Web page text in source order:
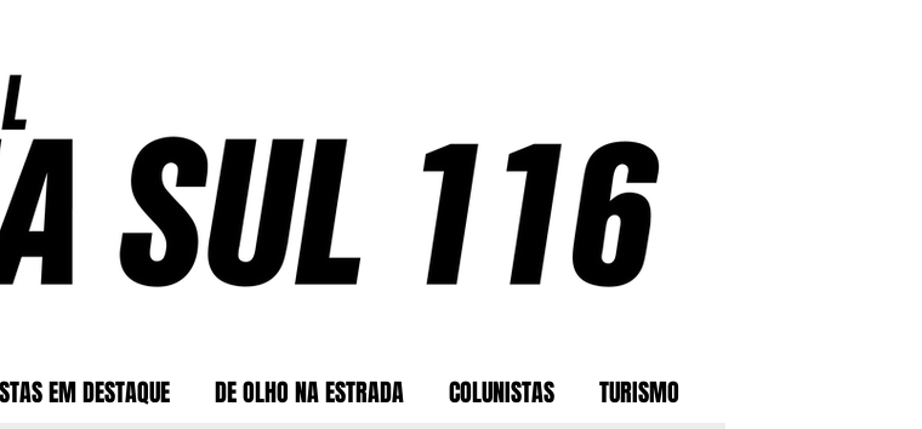
EM DESTAQUE DE OLHO NA ESTRADA COLUNISTAS TURISMO